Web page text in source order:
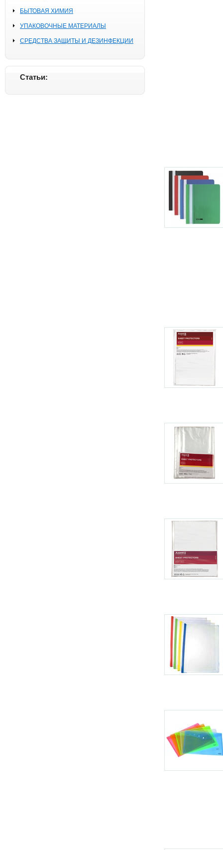
БЫТОВАЯ ХИМИЯ
УПАКОВОЧНЫЕ МАТЕРИАЛЫ
СРЕДСТВА ЗАЩИТЫ И ДЕЗИНФЕКЦИИ
Статьи: